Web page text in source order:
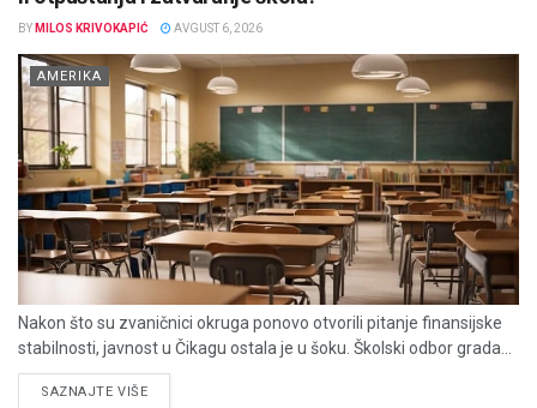
BY MILOS KRIVOKAPIĆ AVGUST 6, 2026
AMERIKA
Nakon što su zvaničnici okruga ponovo otvorili pitanje finansijske
stabilnosti, javnost u Čikagu ostala je u šoku. Školski odbor grada...
SAZNAJTE VIŠEDETAILS